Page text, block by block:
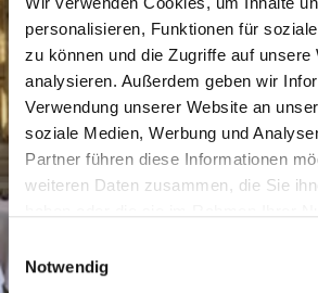
personalisieren, Funktionen für
zu können und die Zugriffe auf unsere
analysieren. Außerdem geben wir
Verwendung unserer Website an
soziale Medien, Werbung und
Partner führen diese Informationen
weiteren Daten zusammen, die Sie
Notwendig